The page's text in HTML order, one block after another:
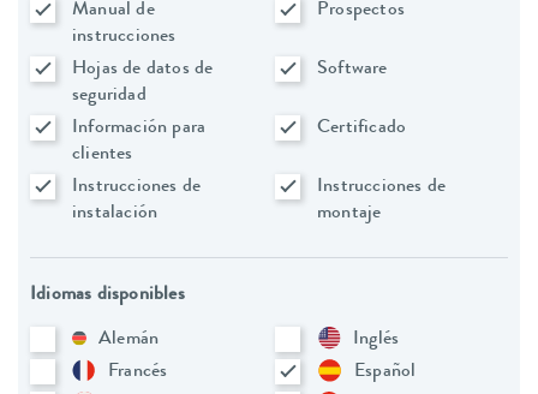
Manual de
instrucciones
Prospectos
Hojas de datos de
seguridad
Software
Información para
clientes
Certificado
Instrucciones de
instalación
Instrucciones de
montaje
Idiomas disponibles
Alemán
Inglés
Francés
Español